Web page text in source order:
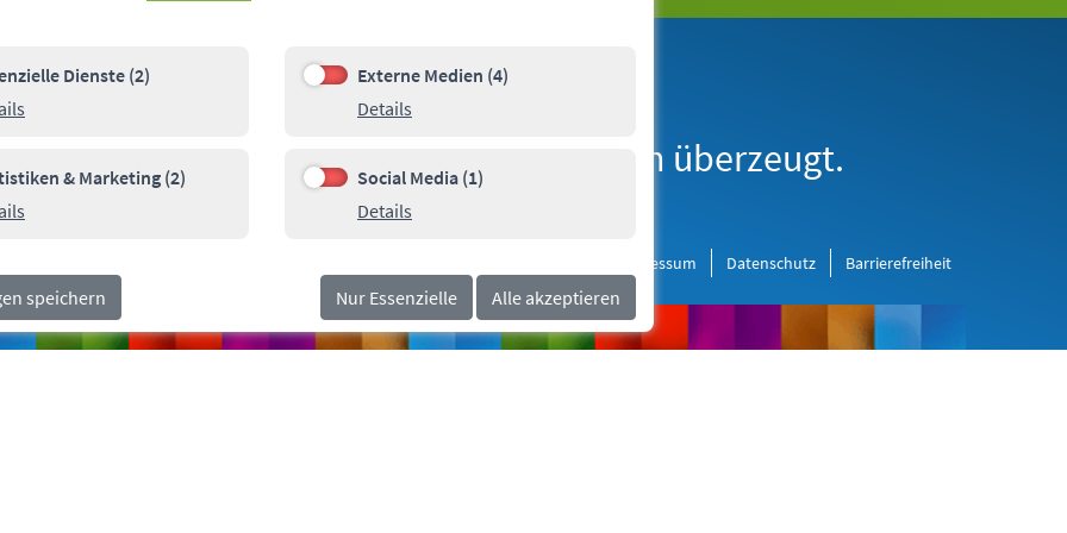
Paderborn überzeugt.
Impressum Datenschutz Barrierefreiheit
Dienste (2)
Dienste (2)
Externe Medien (4)
Externe Medien (4)
Details
Marketing (2)
& Marketing (2)
Social Media (1)
Social Media (1)
Details
speichern Nur Essenzielle Alle akzeptieren